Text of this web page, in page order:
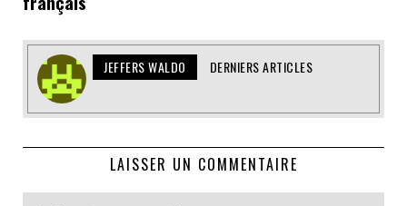
JEFFERS WALDO DERNIERS ARTICLES
LAISSER UN COMMENTAIRE